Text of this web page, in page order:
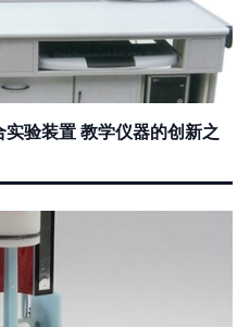
验装置 教学仪器的创新之